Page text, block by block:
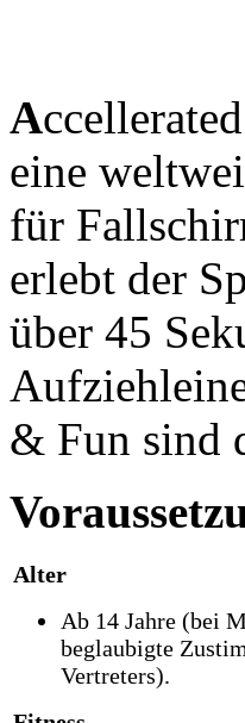
Accellerated
eine
für
erlebt der
über 45
& Fun sind
Alter
Ab 14 Jahre (bei
beglaubigte
Vertreters).